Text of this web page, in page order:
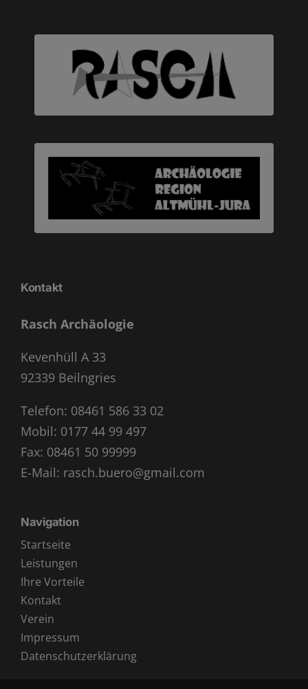
Kontakt
Rasch Archäologie
Kevenhüll A 33
92339 Beilngries
Telefon: 08461 586 33 02
Mobil: 0177 44 99 497
Fax: 08461 50 99999
E-Mail: rasch.buero@gmail.com
Navigation
Startseite
Leistungen
Ihre Vorteile
Kontakt
Verein
Impressum
Datenschutzerklärung